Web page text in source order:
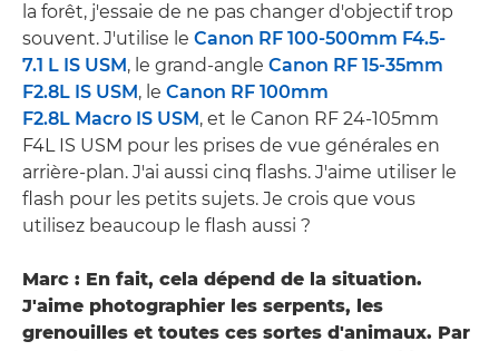
la forêt, j'essaie de ne pas changer d'objectif trop
souvent. J'utilise le Canon RF 100-500mm F4.5-
7.1 L IS USM , le grand-angle Canon RF 15-35mm
F2.8L IS USM , le Canon RF 100mm
F2.8L Macro IS USM , et le Canon RF 24-105mm
F4L IS USM pour les prises de vue générales en
arrière-plan. J'ai aussi cinq flashs. J'aime utiliser le
flash pour les petits sujets. Je crois que vous
utilisez beaucoup le flash aussi ?
Marc : En fait, cela dépend de la situation.
J'aime photographier les serpents, les
grenouilles et toutes ces sortes d'animaux. Par